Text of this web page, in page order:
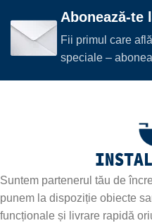
Abonează-te
Fii primul care
speciale –
Suntem partenerul tău de
punem la dispoziție obiecte
funcționale și livrare rapidă